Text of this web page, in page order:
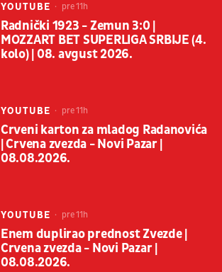
YOUTUBE pre 11h
Radnički 1923 - Zemun 3:0 |
MOZZART BET SUPERLIGA SRBIJE (4.
kolo) | 08. avgust 2026.
YOUTUBE pre 11h
Crveni karton za mladog Radanovića
| Crvena zvezda - Novi Pazar |
08.08.2026.
YOUTUBE pre 11h
Enem duplirao prednost Zvezde |
Crvena zvezda - Novi Pazar |
08.08.2026.